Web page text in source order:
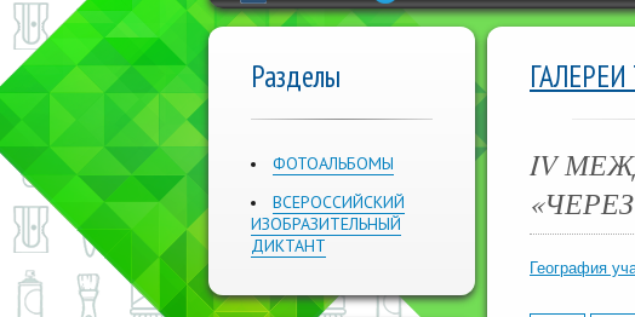
Разделы
ФОТОАЛЬБОМЫ
ВСЕРОССИЙСКИЙ
ИЗОБРАЗИТЕЛЬНЫЙ
ДИКТАНТ
IV
География